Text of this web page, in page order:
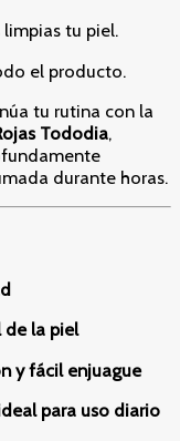
tu piel.
el producto.
tu rutina con la
Tododia,
durante horas.
de la piel
y fácil enjuague
para uso diario